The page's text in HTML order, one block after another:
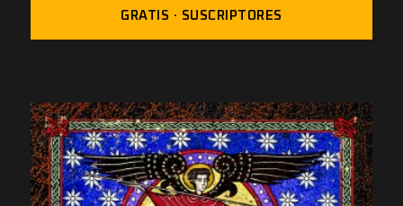
GRATIS · SUSCRIPTORES